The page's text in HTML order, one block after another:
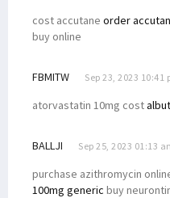
cost accutane order
buy online
FBMITW Sep 23, 2023 10:41
atorvastatin 10mg cost
BALLJI Sep 25, 2023 01:13
purchase azithromycin
100mg generic buy